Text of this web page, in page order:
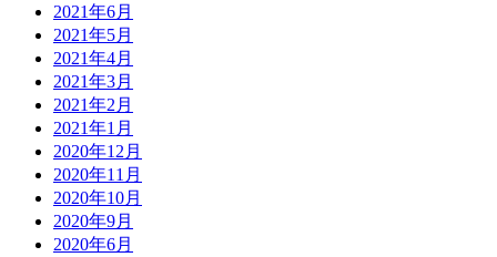
2021年6月
2021年5月
2021年4月
2021年3月
2021年2月
2021年1月
2020年12月
2020年11月
2020年10月
2020年9月
2020年6月